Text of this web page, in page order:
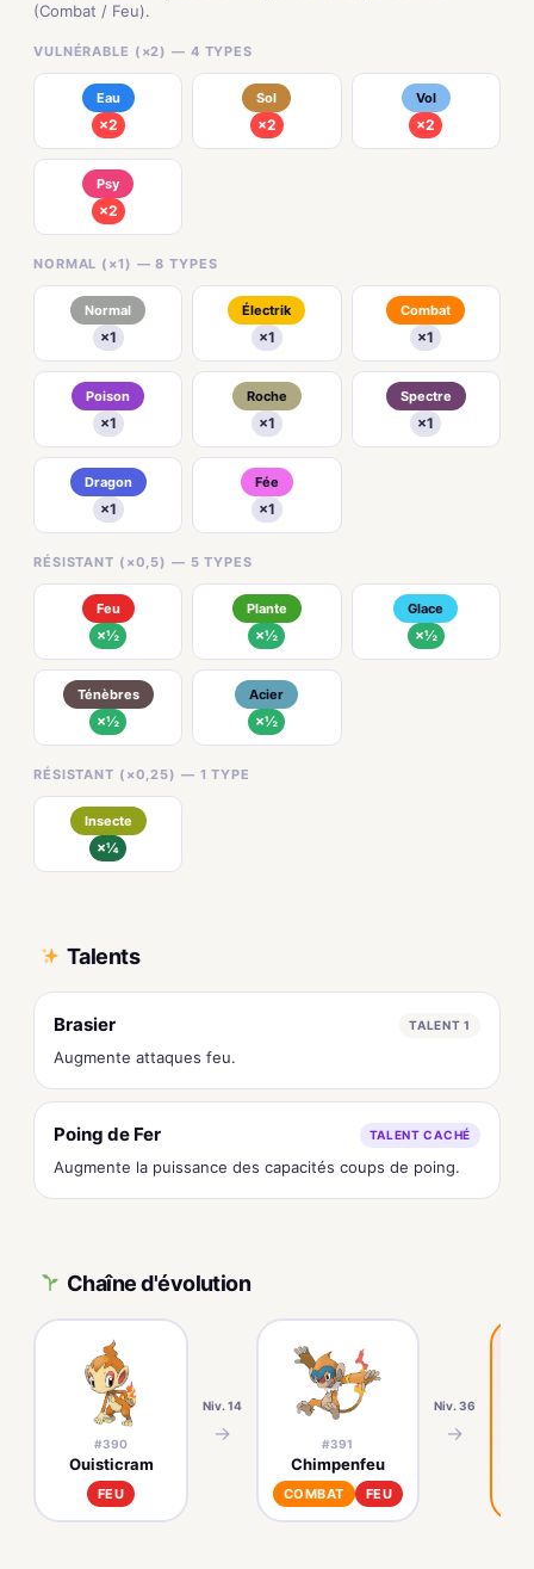
(Combat / Feu).
VULNÉRABLE (×2) — 4 TYPES
Eau
×2
Sol
×2
Vol
×2
Psy
×2
NORMAL (×1) — 8 TYPES
Normal
×1
Électrik
×1
Combat
×1
Poison
×1
Roche
×1
Spectre
×1
Dragon
×1
Fée
×1
RÉSISTANT (×0,5) — 5 TYPES
Feu
×½
Plante
×½
Glace
×½
Ténèbres
×½
Acier
×½
RÉSISTANT (×0,25) — 1 TYPE
Insecte
×¼
Talents
Brasier TALENT 1
Augmente attaques feu.
Poing de Fer TALENT CACHÉ
Augmente la puissance des capacités coups de poing.
Chaîne d'évolution
#390
Ouisticram
FEU
Niv. 14
→ #391
Chimpenfeu
COMBAT FEU
Niv. 36
→